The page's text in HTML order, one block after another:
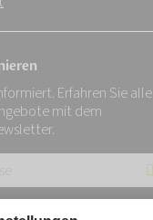
Erfahren Sie alle
mit dem